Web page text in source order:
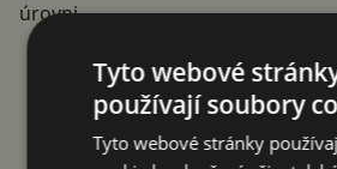
úrovni.
Tyto webové
používají soubory
Tyto webové stránky